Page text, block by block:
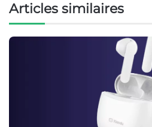
Articles similaires